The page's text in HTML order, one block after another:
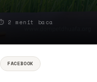
2 menit baca
FACEBOOK